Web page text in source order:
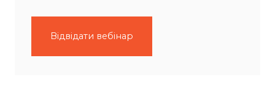
Відвідати вебінар